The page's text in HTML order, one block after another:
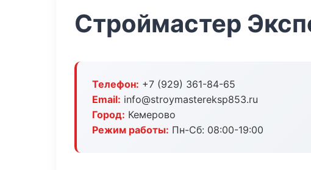
Строймастер
Телефон: +7 (929) 361-84-65
Email: info@stroymastereksp853.ru
Город: Кемерово
Режим работы: Пн-Сб: 08:00-19:00